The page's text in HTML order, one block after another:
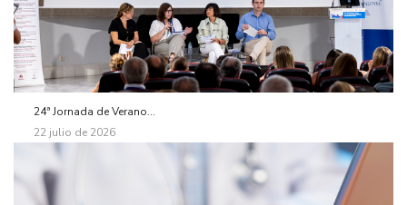
24ª Jornada de Verano...
22 julio de 2026